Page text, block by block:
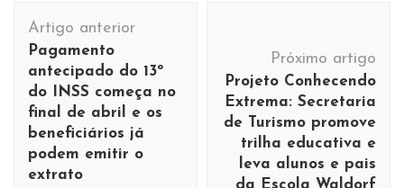
Navegação
de
post
Artigo anterior
Pagamento
antecipado do 13º
do INSS começa no
final de abril e os
beneficiários já
podem emitir o
extrato
Próximo artigo
Projeto Conhecendo
Extrema: Secretaria
de Turismo promove
trilha educativa e
leva alunos e pais
da Escola Waldorf